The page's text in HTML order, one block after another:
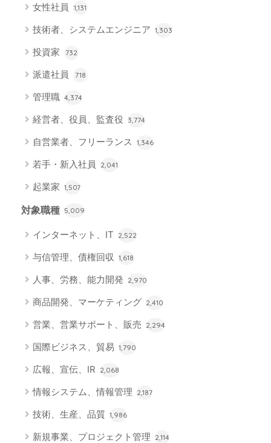
女性社員 1,131
技術者、システムエンジニア 1,303
投資家 732
派遣社員 718
管理職 4,374
経営者、役員、監査役 3,774
自営業者、フリーランス 1,346
若手・新入社員 2,041
起業家 1,507
対象職種 5,009
インターネット、IT 2,522
与信管理、債権回収 1,618
人事、労務、能力開発 2,970
商品開発、マーケティング 2,410
営業、営業サポート、販売 2,294
国際ビジネス、貿易 1,790
広報、宣伝、IR 2,068
情報システム、情報管理 2,187
技術、生産、品質 1,986
新規事業、プロジェクト管理 2,114